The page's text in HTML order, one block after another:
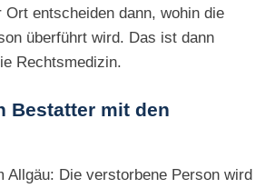
Ort entscheiden dann, wohin die
überführt wird. Das ist dann
Rechtsmedizin.
Bestatter mit den
Allgäu: Die verstorbene Person wird